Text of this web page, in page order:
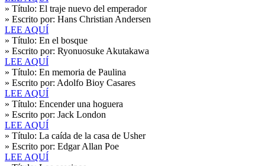
» Título: El traje nuevo del emperador
» Escrito por: Hans Christian Andersen
LEE AQUÍ
» Título: En el bosque
» Escrito por: Ryonuosuke Akutakawa
LEE AQUÍ
» Título: En memoria de Paulina
» Escrito por: Adolfo Bioy Casares
LEE AQUÍ
» Título: Encender una hoguera
» Escrito por: Jack London
LEE AQUÍ
» Título: La caída de la casa de Usher
» Escrito por: Edgar Allan Poe
LEE AQUÍ